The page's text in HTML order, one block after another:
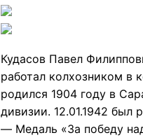
Кудасов Павел
работал колхозником в
родился 1904 году в
дивизии. 12.01.1942 был
— Медаль «За победу